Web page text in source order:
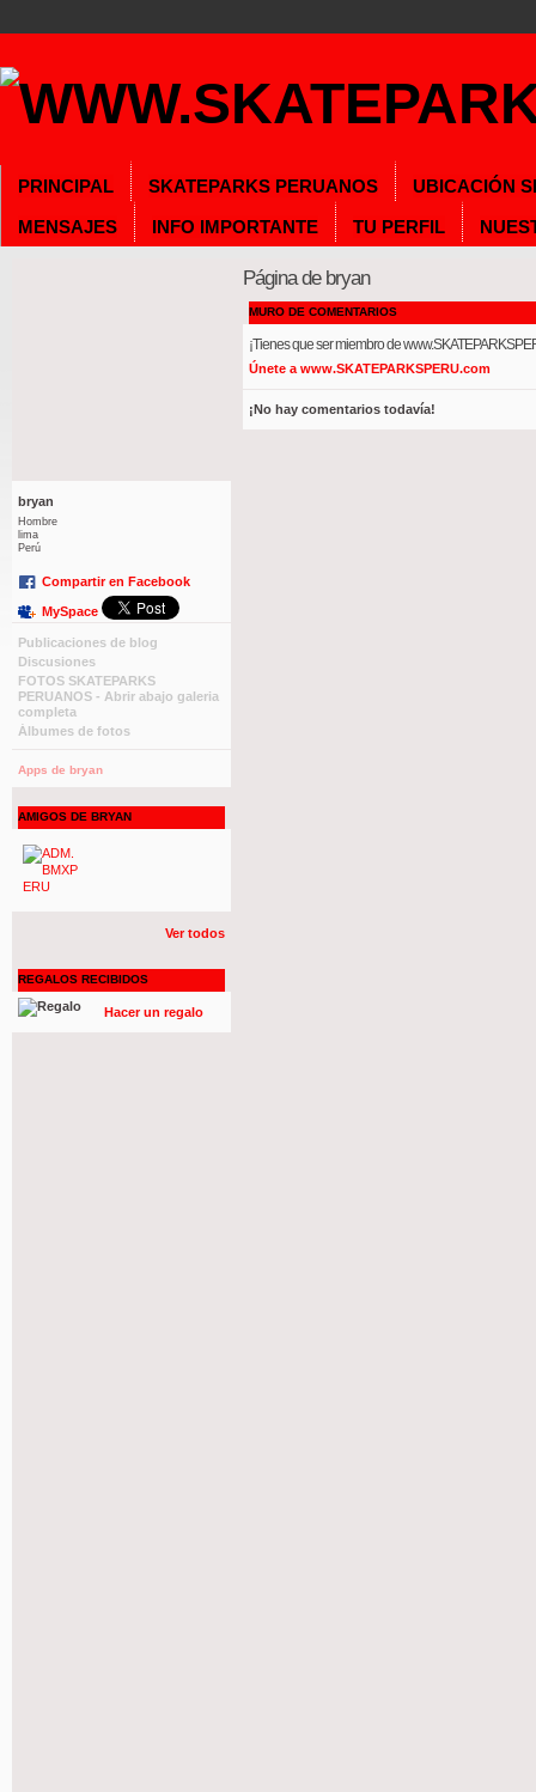
PRINCIPAL SKATEPARKS PERUANOS
UBICACIÓN
MENSAJES
INFO IMPORTANTE TU PERFIL
bryan
Hombre
lima
Perú
Compartir en Facebook
MySpace
Publicaciones de blog
Discusiones
FOTOS SKATEPARKS
PERUANOS - Abrir abajo galeria
completa
Álbumes de fotos
Apps de bryan
AMIGOS DE BRYAN
Ver todos
REGALOS RECIBIDOS
Hacer un regalo
Página de bryan
MURO DE COMENTARIOS
¡Tienes que ser miembro de
Únete a www.SKATEPARKSPERU.com
¡No hay comentarios todavía!